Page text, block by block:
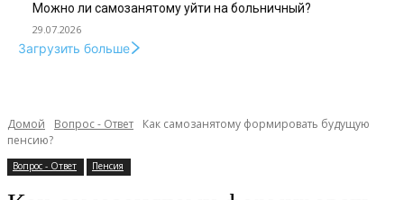
Можно ли самозанятому уйти на больничный?
29.07.2026
Загрузить больше